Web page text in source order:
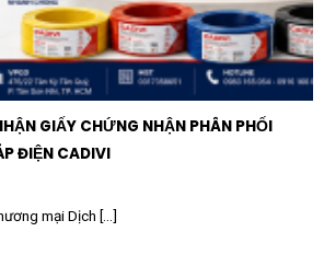
lý của thương hiệu LEDVANCE.
tế của sản phẩm
LEDVANCE Smart+ Matter 30W
ứng dụng cực kỳ linh hoạt, phù hợp
khác nhau:
vườn và cảnh quan:
GIẤY CHỨNG NHẬN PHÂN PHỐI
ĐIỆN CADIVI
mại Dịch [...]